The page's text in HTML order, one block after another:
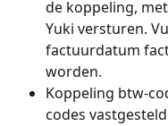
de koppeling,
Yuki versturen.
factuurdatum
worden.
Koppeling btw-
codes